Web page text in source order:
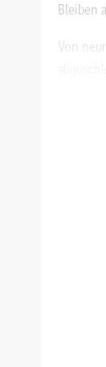
Bleiben
Von
Aber
Es